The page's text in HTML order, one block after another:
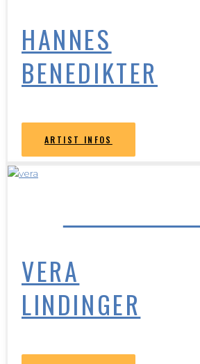
HANNES
BENEDIKTER
ARTIST INFOS
VERA
LINDINGER